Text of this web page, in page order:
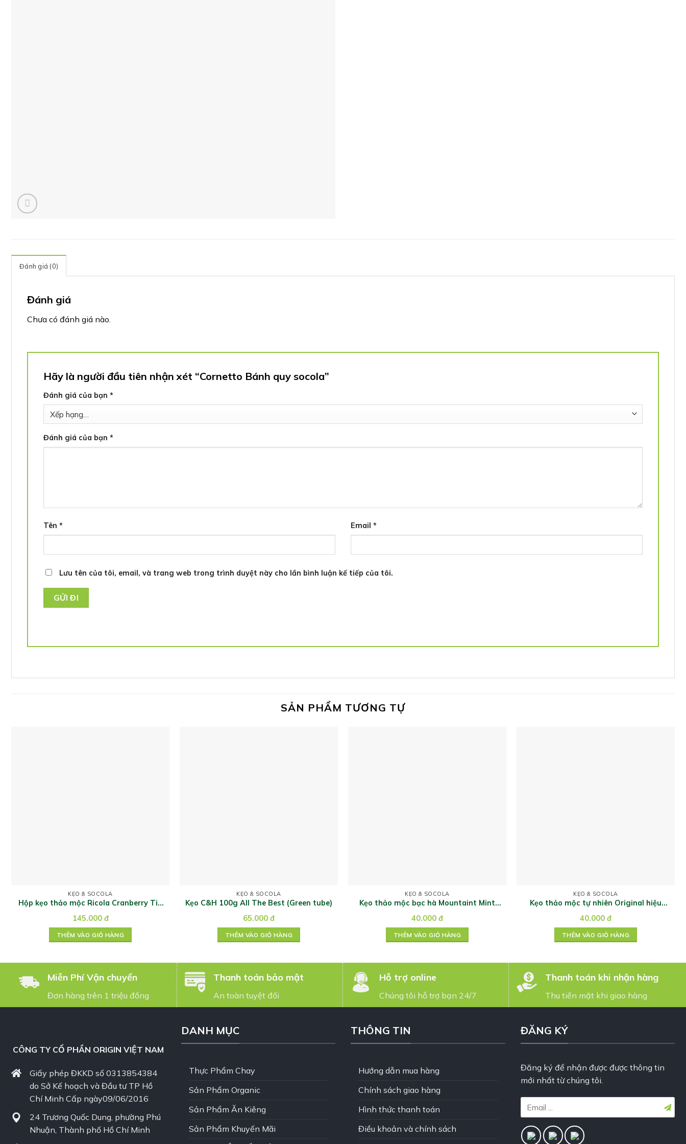
Đánh giá (0)
Đánh giá
Chưa có đánh giá nào.
Hãy là người đầu tiên nhận xét “Cornetto Bánh quy socola”
Đánh giá của bạn *
Đánh giá của bạn *
Tên * Email *
Lưu tên của tôi, email, và trang web trong trình duyệt này cho lần bình luận kế tiếp của tôi.
SẢN PHẨM TƯƠNG TỰ
KẸO & SOCOLA
Hộp kẹo thảo mộc Ricola Cranberry Tin
145.000 đ
THÊM VÀO GIỎ HÀNG
KẸO & SOCOLA
Kẹo C&H 100g All The Best (Green tube)
65.000 đ
THÊM VÀO GIỎ HÀNG
KẸO & SOCOLA
Kẹo thảo mộc bạc hà Mountaint Mint
40.000 đ
THÊM VÀO GIỎ HÀNG
KẸO & SOCOLA
Kẹo thảo mộc tự nhiên Original hiệu
40.000 đ
THÊM VÀO GIỎ HÀNG
Miễn Phí Vận chuyển
Đơn hàng trên 1 triệu đồng
Thanh toán bảo mật
An toàn tuyệt đối
Hỗ trợ online
Chúng tôi hỗ trợ bạn 24/7
Thanh toán khi nhận hàng
Thu tiền mặt khi giao hàng
CÔNG TY CỔ PHẦN ORIGIN VIỆT NAM
Giấy phép ĐKKD số 0313854384
do Sở Kế hoạch và Đầu tư TP Hồ
Chí Minh Cấp ngày09/06/2016
24 Trương Quốc Dung, phường Phú
Nhuận, Thành phố Hồ Chí Minh
DANH MỤC
Thực Phẩm Chay
Sản Phẩm Organic
Sản Phẩm Ăn Kiêng
Sản Phẩm Khuyến Mãi
THÔNG TIN
Hướng dẫn mua hàng
Chính sách giao hàng
Hình thức thanh toán
Điều khoản và chính sách
ĐĂNG KÝ
Đăng ký để nhận được được thông tin
mới nhất từ chúng tôi.